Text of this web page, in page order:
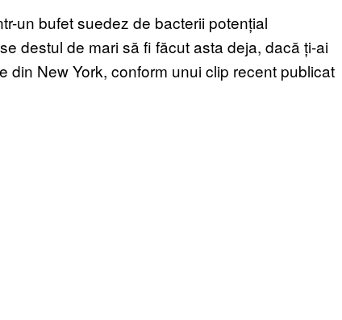
un bufet suedez de bacterii potențial
destul de mari să fi făcut asta deja, dacă ți-ai
din New York, conform unui clip recent publicat